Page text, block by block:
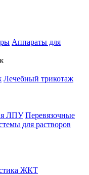
Аппараты для
Лечебный трикотаж
ЛПУ Перевязочные
для растворов
ЖКТ